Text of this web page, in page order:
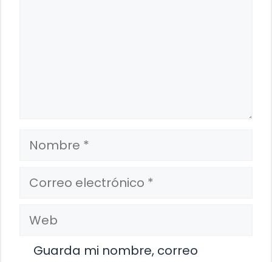
Nombre
Correo
electrónico
Web
Guarda mi nombre, correo